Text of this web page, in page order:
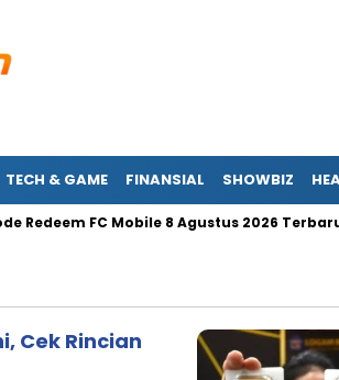
TECH & GAME FINANSIAL SHOWBIZ
FC Mobile 8 Agustus 2026 Terbaru:
Cek Rincian